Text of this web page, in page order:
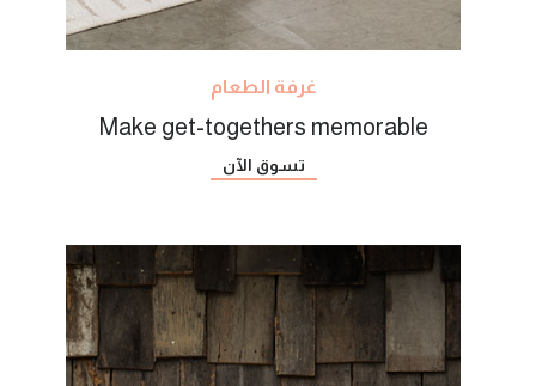
غرفة الطعام
Make get-togethers memorable
تسوق الآن